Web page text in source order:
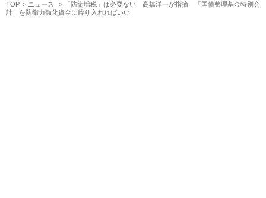
TOP ニュース
「防衛増税」は必要ない 高橋洋一が指摘 「国債整理基金特別会
計」を防衛力強化資金に繰り入れればいい